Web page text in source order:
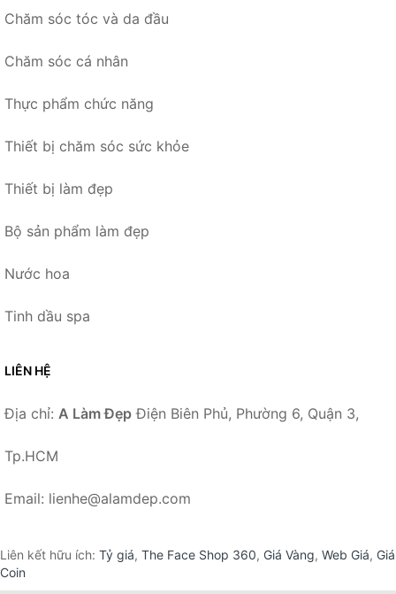
Chăm sóc tóc và da đầu
Chăm sóc cá nhân
Thực phẩm chức năng
Thiết bị chăm sóc sức khỏe
Thiết bị làm đẹp
Bộ sản phẩm làm đẹp
Nước hoa
Tinh dầu spa
LIÊN HỆ
Địa chỉ: A Làm Đẹp Điện Biên Phủ, Phường 6, Quận 3,
Tp.HCM
Email: lienhe@alamdep.com
Liên kết hữu ích: Tỷ giá, The Face Shop 360, Giá Vàng, Web Giá, Giá
Coin